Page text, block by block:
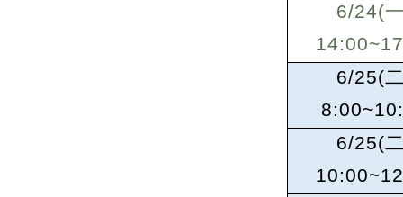
6/24(
6/25(
6/25(